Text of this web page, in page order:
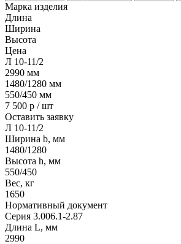
Марка изделия
Длина
Ширина
Высота
Цена
Л 10-11/2
2990 мм
1480/1280 мм
550/450 мм
7 500 р / шт
Оставить заявку
Л 10-11/2
Ширина b, мм
1480/1280
Высота h, мм
550/450
Вес, кг
1650
Нормативный документ
Серия 3.006.1-2.87
Длина L, мм
2990